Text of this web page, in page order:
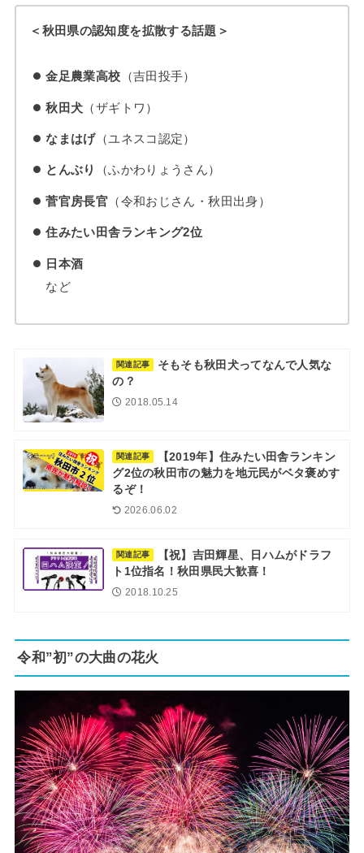
＜秋田県の認知度を拡散する話題＞
金足農業高校 （吉田投手）
秋田犬 （ザギトワ）
なまはげ（ユネスコ認定）
とんぶり （ふかわりょうさん）
菅官房長官 （令和おじさん・秋田出身）
住みたい田舎ランキング2位
日本酒
など
関連記事
そもそも秋田犬ってなんで人気な
の？
2018.05.14
関連記事
【2019年】住みたい田舎ランキン
グ2位の秋田市の魅力を地元民がベタ褒めす
るぞ！
2026.06.02
関連記事
【祝】吉田輝星、日ハムがドラフ
ト1位指名！秋田県民大歓喜！
2018.10.25
令和”初”の大曲の花火